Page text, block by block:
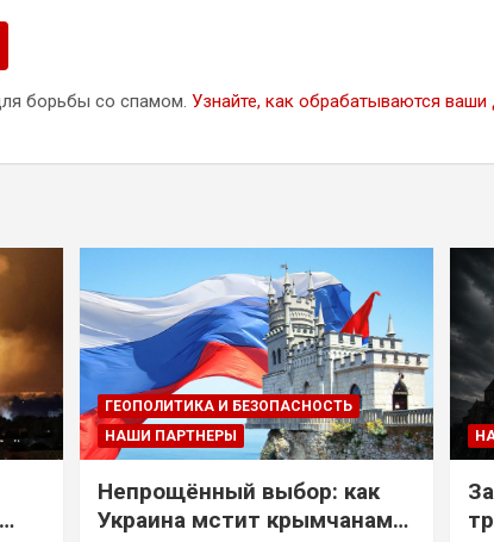
борьбы со спамом. Узнайте, как обрабатываются
ГЕОПОЛИТИКА И БЕЗОПАСНОСТЬ
НАШИ ПАРТНЕРЫ
Непрощённый выбор: как
Украина мстит крымчанам